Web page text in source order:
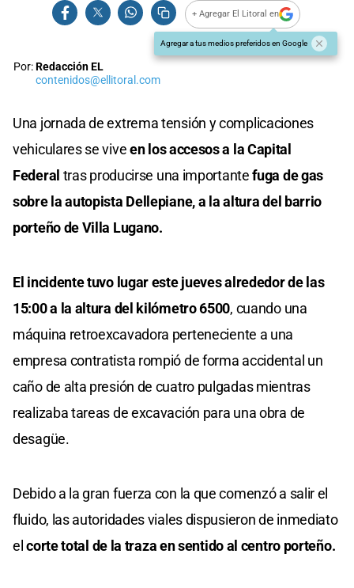
+ Agregar El Litoral en
Agregar a tus medios preferidos en Google
Por:Redacción EL
contenidos@ellitoral.com
Una jornada de extrema tensión y complicaciones
vehiculares se viveen los accesos a la Capital
Federal tras producirse una importantefuga de gas
sobre la autopista Dellepiane, a la altura del barrio
porteño de Villa Lugano.
El incidente tuvo lugar este jueves alrededor de las
15:00 a la altura del kilómetro 6500, cuando una
máquina retroexcavadora perteneciente a una
empresa contratista rompió de forma accidental un
caño de alta presión de cuatro pulgadas mientras
realizaba tareas de excavación para una obra de
desagüe.
Debido a la gran fuerza con la que comenzó a salir el
fluido, las autoridades viales dispusieron de inmediato
elcorte total de la traza en sentido al centro porteño.